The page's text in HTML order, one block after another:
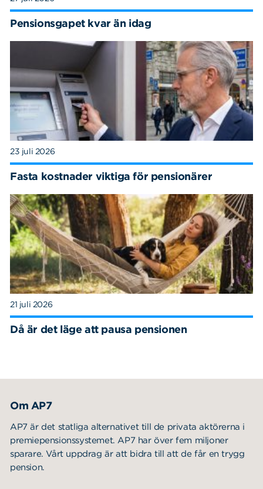
Pensionsgapet kvar än idag
23 juli 2026
Fasta kostnader viktiga för pensionärer
21 juli 2026
Då är det läge att pausa pensionen
Om AP7
AP7 är det statliga alternativet till de privata aktörerna i
premiepensionssystemet. AP7 har över fem miljoner
sparare. Vårt uppdrag är att bidra till att de får en trygg
pension.